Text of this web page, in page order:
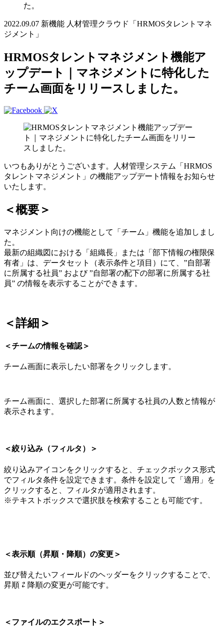
た。
2022.09.07 新機能 人材管理クラウド「HRMOSタレントマネ
ジメント」
HRMOSタレントマネジメント機能ア
ップデート｜マネジメントに特化した
チーム画面をリリースしました。
いつもありがとうございます。人材管理システム「HRMOS
タレントマネジメント」の機能アップデート情報をお知らせ
いたします。
＜概要＞
マネジメント向けの機能として「チーム」機能を追加しまし
た。
最新の組織図における「組織長」または「部下情報の権限保
有者」は、データセット（表示条件と項目）にて、”自部署
に所属する社員” および ”自部署の配下の部署に所属する社
員” の情報を表示することができます。
＜詳細＞
＜チームの情報を確認＞
チーム画面に表示したい部署をクリックします。
チーム画面に、選択した部署に所属する社員の人数と情報が
表示されます。
＜絞り込み（フィルタ）＞
絞り込みアイコンをクリックすると、チェックボックス形式
でフィルタ条件を設定できます。条件を設定して「適用」を
クリックすると、フィルタが適用されます。
※テキストボックスで選択肢を検索することも可能です。
＜表示順（昇順・降順）の変更＞
並び替えたいフィールドのヘッダーをクリックすることで、
昇順 ⇄ 降順の変更が可能です。
＜ファイルのエクスポート＞